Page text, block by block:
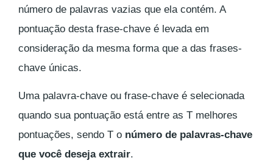
número de palavras vazias que ela contém. A
pontuação desta frase-chave é levada em
consideração da mesma forma que a das frases-
chave únicas.
Uma palavra-chave ou frase-chave é selecionada
quando sua pontuação está entre as T melhores
pontuações, sendo T o número de palavras-chave
que você deseja extrair.